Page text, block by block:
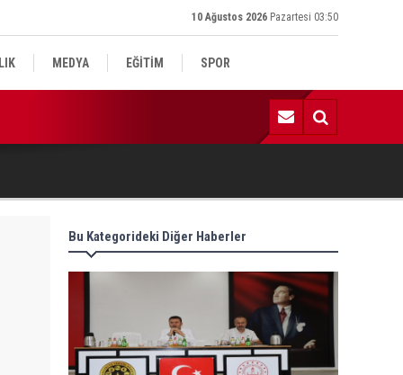
10 Ağustos 2026 Pazartesi 03:50
MEDYA EĞİTİM SPOR
| Kadın Yaşam ve Yüzme Merkezi inşaatı hızla ilerliyor
Bu Kategorideki Diğer Haberler